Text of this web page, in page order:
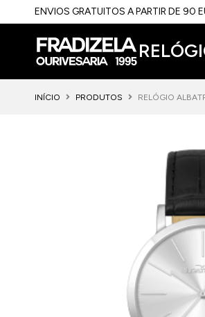
ENVIOS GRATUITOS A PARTIR DE 90
INÍCIO PRODUTOS RELÓGIO